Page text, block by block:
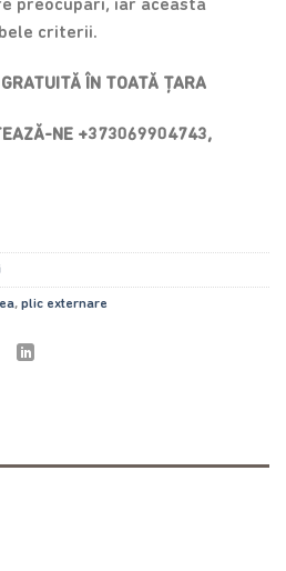
preocupări, iar această
criterii.
ÎN TOATĂ ȚARA
NE +373069904743,
, plic externare